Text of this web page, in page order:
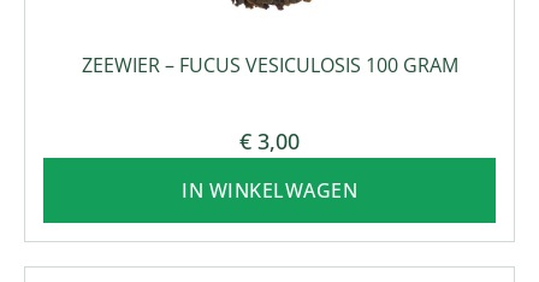
ZEEWIER – FUCUS VESICULOSIS 100 GRAM
€ 3,00
IN WINKELWAGEN